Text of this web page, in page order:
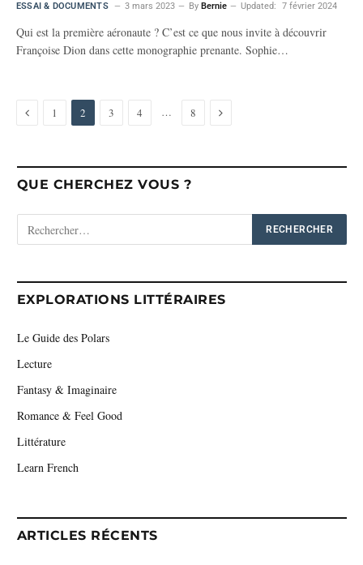
ESSAI & DOCUMENTS 3 mars 2023 By Bernie Updated: 7 février 2024
Qui est la première aéronaute ? C’est ce que nous invite à découvrir
Françoise Dion dans cette monographie prenante. Sophie…
Previous
1 2 3 4 … 8 Next
QUE CHERCHEZ VOUS ?
EXPLORATIONS LITTÉRAIRES
Le Guide des Polars
Lecture
Fantasy & Imaginaire
Romance & Feel Good
Littérature
Learn French
ARTICLES RÉCENTS